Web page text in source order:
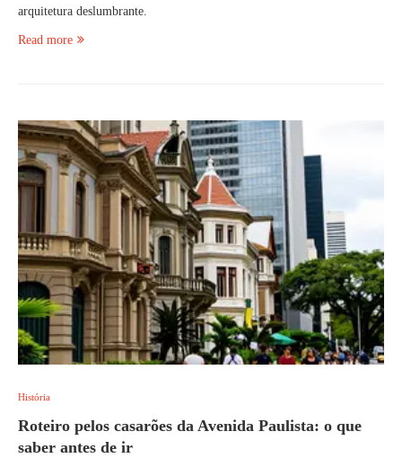
arquitetura deslumbrante.
Read more
História
Roteiro pelos casarões da Avenida Paulista: o que
saber antes de ir